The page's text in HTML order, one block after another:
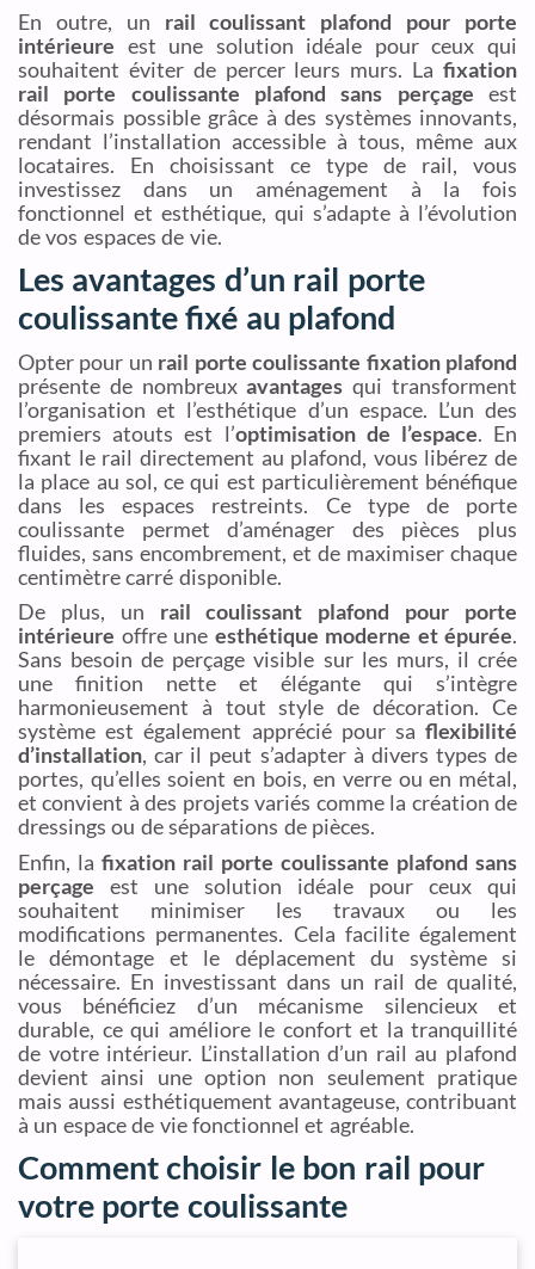
En outre, un rail coulissant plafond pour porte
intérieure est une solution idéale pour ceux qui
souhaitent éviter de percer leurs murs. La fixation
rail porte coulissante plafond sans perçage est
désormais possible grâce à des systèmes innovants,
rendant l’installation accessible à tous, même aux
locataires. En choisissant ce type de rail, vous
investissez dans un aménagement à la fois
fonctionnel et esthétique, qui s’adapte à l’évolution
de vos espaces de vie.
Les avantages d’un rail porte
coulissante fixé au plafond
Opter pour un rail porte coulissante fixation plafond
présente de nombreuxavantages qui transforment
l’organisation et l’esthétique d’un espace. L’un des
premiers atouts est l’optimisation de l’espace. En
fixant le rail directement au plafond, vous libérez de
la place au sol, ce qui est particulièrement bénéfique
dans les espaces restreints. Ce type de porte
coulissante permet d’aménager des pièces plus
fluides, sans encombrement, et de maximiser chaque
centimètre carré disponible.
De plus, un rail coulissant plafond pour porte
intérieure offre une esthétique moderne et épurée.
Sans besoin de perçage visible sur les murs, il crée
une finition nette et élégante qui s’intègre
harmonieusement à tout style de décoration. Ce
système est également apprécié pour sa flexibilité
d’installation, car il peut s’adapter à divers types de
portes, qu’elles soient en bois, en verre ou en métal,
et convient à des projets variés comme la création de
dressings ou de séparations de pièces.
Enfin, la fixation rail porte coulissante plafond sans
perçage est une solution idéale pour ceux qui
souhaitent minimiser les travaux ou les
modifications permanentes. Cela facilite également
le démontage et le déplacement du système si
nécessaire. En investissant dans un rail de qualité,
vous bénéficiez d’un mécanisme silencieux et
durable, ce qui améliore le confort et la tranquillité
de votre intérieur. L’installation d’un rail au plafond
devient ainsi une option non seulement pratique
mais aussi esthétiquement avantageuse, contribuant
à un espace de vie fonctionnel et agréable.
Comment choisir le bon rail pour
votre porte coulissante